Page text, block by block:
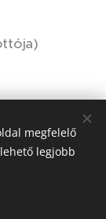
megfelelő
legjobb